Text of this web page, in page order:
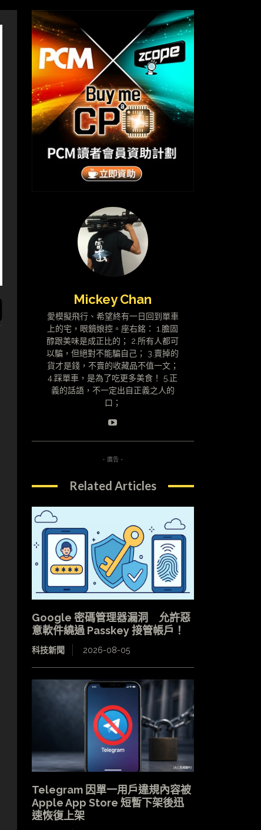
Mickey Chan
愛模擬飛行、希望終有一日回到單車
上的宅，眼鏡娘控。座右銘： 1.膽固
醇跟美味是成正比的； 2.所有人都可
以騙，但絕對不能騙自己； 3.賣掉的
貨才是錢，不賣的收藏品不值一文；
4.踩單車，是為了吃更多美食！ 5.正
義的話語，不一定出自正義之人的
口；
- 廣告 -
Related Articles
Google 密碼管理器漏洞 允許惡
意軟件繞過 Passkey 接管帳戶！
科技新聞 2026-08-05
Telegram 因單一用戶違規內容被
Apple App Store 短暫下架後迅
速恢復上架